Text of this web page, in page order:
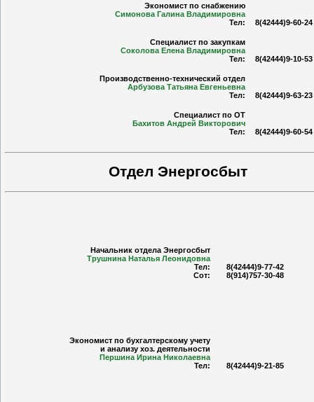
Экономист по снабжению
Симонова Галина Владимировна
Тел:
8(42444)9-60-24
Специалист по закупкам
Соколова Елена Владимировна
Тел:
8(42444)9-10-53
Производственно-технический отдел
Арбузова Татьяна Евгеньевна
Тел:
8(42444)9-63-23
Специалист по ОТ
Бахитов Андрей Викторович
Тел:
8(42444)9-60-54
Отдел Энергосбыт
Начальник отдела Энергосбыт
Трушнина Наталья Леонидовна
Тел:
Сот:
8(42444)9-77-42
8(914)757-30-48
Экономист по бухгалтерскому учету
и анализу хоз. деятельности
Першина Ирина Николаевна
Тел:
8(42444)9-21-85